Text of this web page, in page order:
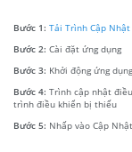
Bước 1: Tải Trình Cập
Bước 2: Cài đặt ứng dụng
Bước 3: Khởi động ứng dụng
Bước 4: Trình cập nhật
trình điều khiển bị thiếu
Bước 5: Nhấp vào Cập